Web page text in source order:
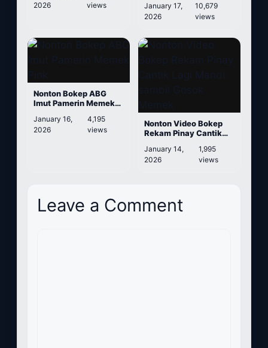
2026
views
January 17,
2026
10,679
views
Nonton Bokep ABG
Imut Pamerin Memek
January 16,
2026
4,195
views
Nonton Video Bokep
Rekam Pinay Cantik
Gosok Memek
January 14,
2026
1,995
views
Leave a Comment